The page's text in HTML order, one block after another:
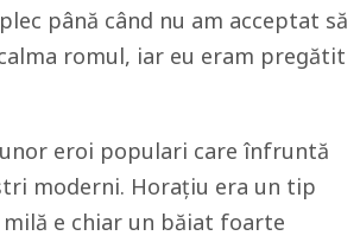
până când nu am acceptat să
romul, iar eu eram pregătit
eroi populari care înfruntă
moderni. Horațiu era un tip
e chiar un băiat foarte